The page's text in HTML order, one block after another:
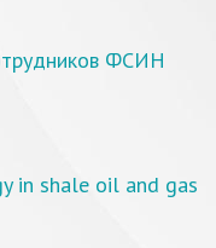
ФСИН
in shale oil and gas